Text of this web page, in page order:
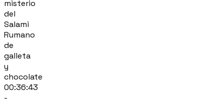
misterio
del
Salami
Rumano
de
galleta
y
chocolate
00:36:43
-